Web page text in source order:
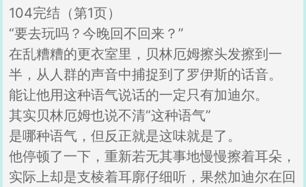
104完结（第1页）
“要去玩吗？今晚回不回来？”
在乱糟糟的更衣室里，贝林厄姆擦头发擦到一
半，从人群的声音中捕捉到了罗伊斯的话音。
能让他用这种语气说话的一定只有加迪尔。
其实贝林厄姆也说不清“这种语气”
是哪种语气，但反正就是这味就是了。
他停顿了一下，重新若无其事地慢慢擦着耳朵，
实际上却是支棱着耳廓仔细听，果然加迪尔在回